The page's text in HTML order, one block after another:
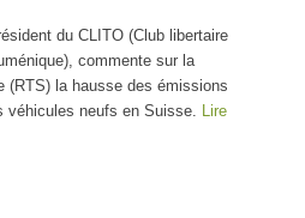
du CLITO (Club libertaire
commente sur la
(RTS) la hausse des émissions
véhicules neufs en Suisse. Lire